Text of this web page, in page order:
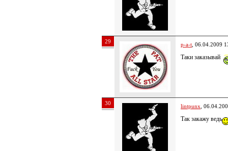
29 p-a-t , 06.04.2009
Таки заказывай
30 lintpunx ,
Так закажу ведь